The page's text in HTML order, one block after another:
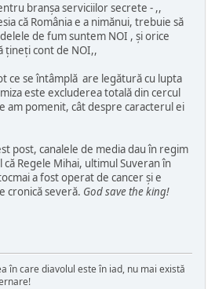
branşa serviciilor secrete - ,,
că România e a nimănui, trebuie să
de fum suntem NOI , şi orice
ţineţi cont de NOI,,
ce se întâmplă are legătură cu lupta
este excluderea totală din cercul
am pomenit, cât despre caracterul ei
post, canalele de media dau în regim
că Regele Mihai, ultimul Suveran în
a fost operat de cancer şi e
cronică severă. God save the king!
în care diavolul este în iad, nu mai există